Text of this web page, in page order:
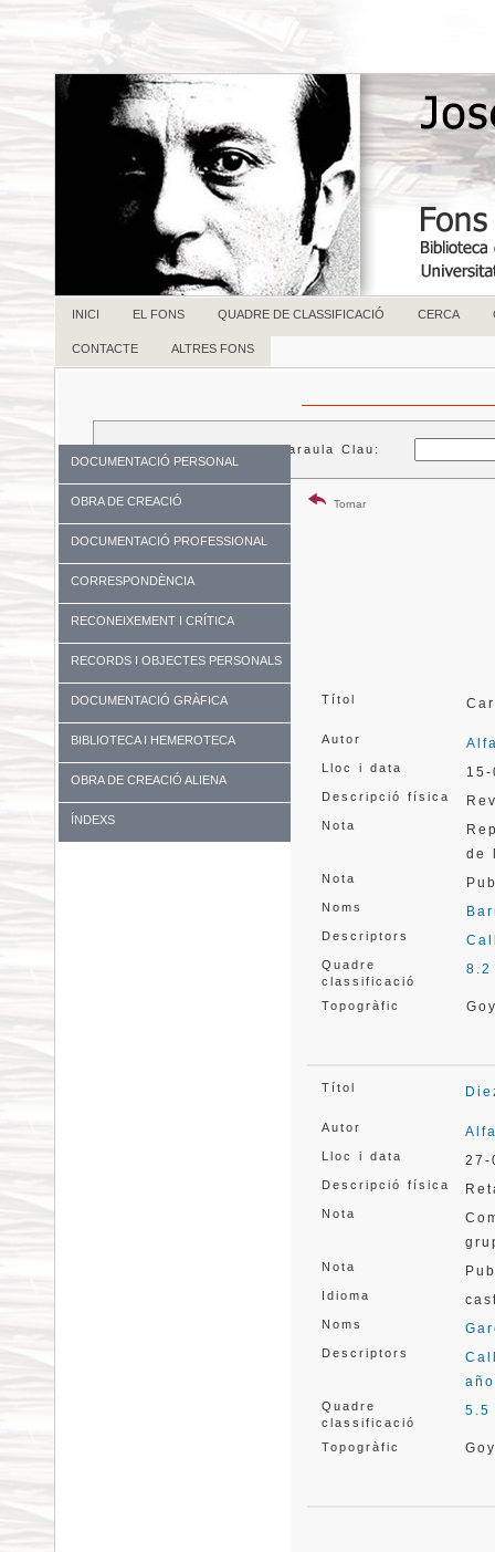
INICI EL FONS QUADRE DE CLASSIFICACIÓ CERCA
CONTACTE ALTRES FONS
DOCUMENTACIÓ PERSONAL
OBRA DE CREACIÓ
DOCUMENTACIÓ PROFESSIONAL
CORRESPONDÈNCIA
RECONEIXEMENT I CRÍTICA
RECORDS I OBJECTES PERSONALS
DOCUMENTACIÓ GRÀFICA
BIBLIOTECA I HEMEROTECA
OBRA DE CREACIÓ ALIENA
ÍNDEXS
Paraula Clau:
Tornar
Títol
Autor
Lloc i data
Descripció física
Nota
de
Nota
Noms
Descriptors
Quadre
classificació
Topogràfic
Títol
Autor
Lloc i data 27-
Descripció física
Nota
Nota
Idioma
Noms
Descriptors
Quadre
classificació
5.5
Topogràfic